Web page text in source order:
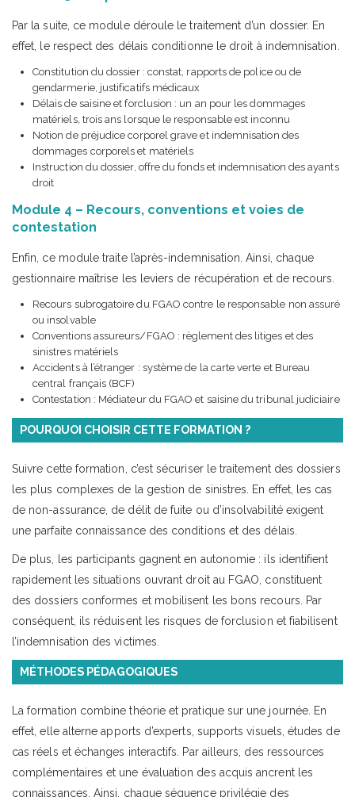
Par la suite, ce module déroule le traitement d’un dossier. En
effet, le respect des délais conditionne le droit à indemnisation.
Constitution du dossier : constat, rapports de police ou de
gendarmerie, justificatifs médicaux
Délais de saisine et forclusion : un an pour les dommages
matériels, trois ans lorsque le responsable est inconnu
Notion de préjudice corporel grave et indemnisation des
dommages corporels et matériels
Instruction du dossier, offre du fonds et indemnisation des ayants
droit
Module 4 – Recours, conventions et voies de
contestation
Enfin, ce module traite l’après-indemnisation. Ainsi, chaque
gestionnaire maîtrise les leviers de récupération et de recours.
Recours subrogatoire du FGAO contre le responsable non assuré
ou insolvable
Conventions assureurs/FGAO : règlement des litiges et des
sinistres matériels
Accidents à l’étranger : système de la carte verte et Bureau
central français (BCF)
Contestation : Médiateur du FGAO et saisine du tribunal judiciaire
POURQUOI CHOISIR CETTE FORMATION ?
Suivre cette formation, c’est sécuriser le traitement des dossiers
les plus complexes de la gestion de sinistres. En effet, les cas
de non-assurance, de délit de fuite ou d’insolvabilité exigent
une parfaite connaissance des conditions et des délais.
De plus, les participants gagnent en autonomie : ils identifient
rapidement les situations ouvrant droit au FGAO, constituent
des dossiers conformes et mobilisent les bons recours. Par
conséquent, ils réduisent les risques de forclusion et fiabilisent
l’indemnisation des victimes.
MÉTHODES PÉDAGOGIQUES
La formation combine théorie et pratique sur une journée. En
effet, elle alterne apports d’experts, supports visuels, études de
cas réels et échanges interactifs. Par ailleurs, des ressources
complémentaires et une évaluation des acquis ancrent les
connaissances. Ainsi, chaque séquence privilégie des